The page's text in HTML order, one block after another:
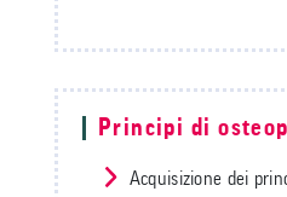
Principi di
Acquisizione dei